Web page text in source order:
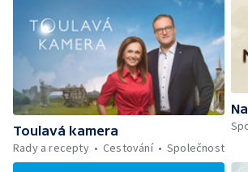
Toulavá kamera
Rady a recepty
Cestování Společnost